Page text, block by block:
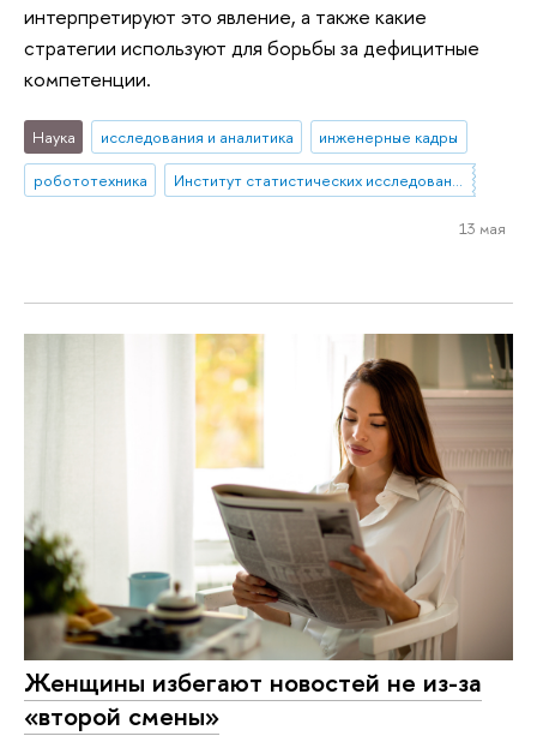
интерпретируют это явление, а также какие
стратегии используют для борьбы за дефицитные
компетенции.
Наука исследования и аналитика
инженерные кадры
робототехника
Институт статистических исследований и экономики знаний
13 мая
Женщины избегают новостей не из-за
«второй смены»